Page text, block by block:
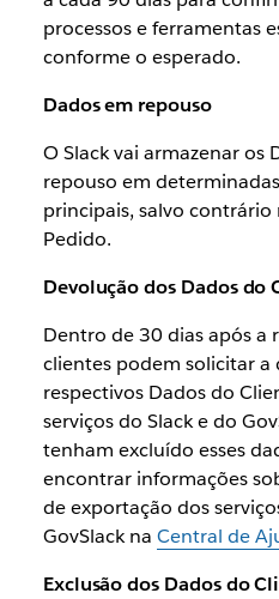
processos e ferramentas
conforme o esperado.
Dados em repouso
O Slack vai armazenar os
repouso em
principais, salvo
Pedido.
Devolução dos Dados do
Dentro de 30 dias após a
clientes podem solicitar a
respectivos Dados do
serviços do Slack e do
tenham excluído esses
encontrar informações
de exportação dos
GovSlack na Central de
Exclusão dos Dados do